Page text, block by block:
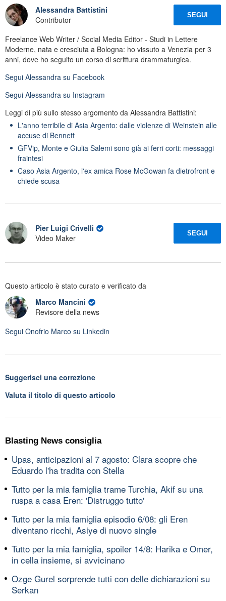
Alessandra Battistini
Contributor
SEGUI
Freelance Web Writer / Social Media Editor - Studi in Lettere
Moderne, nata e cresciuta a Bologna: ho vissuto a Venezia per 3
anni, dove ho seguito un corso di scrittura drammaturgica.
Segui Alessandra su Facebook
Segui Alessandra su Instagram
Leggi di più sullo stesso argomento da Alessandra Battistini:
L'anno terribile di Asia Argento: dalle violenze di Weinstein alle
accuse di Bennett
GFVip, Monte e Giulia Salemi sono già ai ferri corti: messaggi
fraintesi
Caso Asia Argento, l'ex amica Rose McGowan fa dietrofront e
chiede scusa
Pier Luigi Crivelli
Video Maker
SEGUI
Questo articolo è stato curato e verificato da
Marco Mancini
Revisore della news
Segui Onofrio Marco su Linkedin
Suggerisci una correzione
Valuta il titolo di questo articolo
Blasting News consiglia
Upas, anticipazioni al 7 agosto: Clara scopre che
Eduardo l'ha tradita con Stella
Tutto per la mia famiglia trame Turchia, Akif su una
ruspa a casa Eren: 'Distruggo tutto'
Tutto per la mia famiglia episodio 6/08: gli Eren
diventano ricchi, Asiye di nuovo single
Tutto per la mia famiglia, spoiler 14/8: Harika e Omer,
in cella insieme, si avvicinano
Ozge Gurel sorprende tutti con delle dichiarazioni su
Serkan